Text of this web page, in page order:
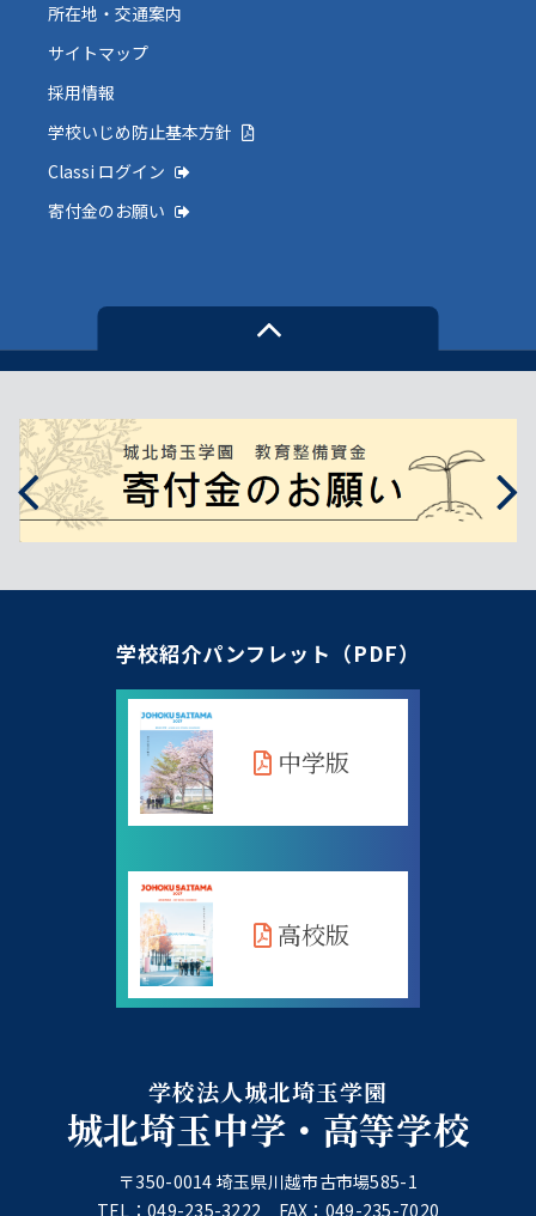
所在地・交通案内
サイトマップ
採用情報
学校いじめ防止基本方針
Classi ログイン
寄付金のお願い
学校法人城北埼玉学園
城北埼玉中学・高等学校
〒350-0014 埼玉県川越市古市場585-1
TEL：049-235-3222 FAX：049-235-7020
学校紹介パンフレット（PDF）
中学版
高校版